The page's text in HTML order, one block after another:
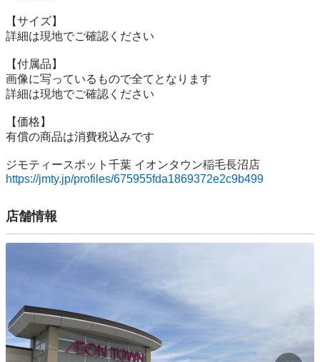
【サイズ】
詳細は現地でご確認ください
【付属品】
画像に写っているもので全てとなります
詳細は現地でご確認ください
【価格】
有償の商品は消費税込みです
https://jmty.jp/profiles/675955fda1869372e2c9b499
店舗情報